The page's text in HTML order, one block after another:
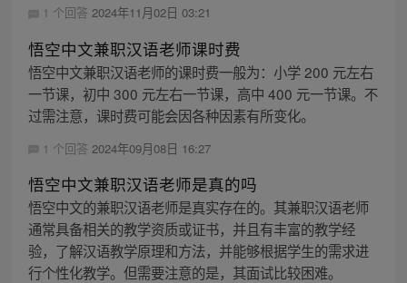
1 个回答 2024年11月02日 03:21
悟空中文兼职汉语老师课时费
悟空中文兼职汉语老师的课时费一般为：小学 200 元左右
一节课，初中 300 元左右一节课，高中 400 元一节课。不
过需注意，课时费可能会因各种因素有所变化。
1 个回答 2024年09月08日 16:27
悟空中文兼职汉语老师是真的吗
悟空中文的兼职汉语老师是真实存在的。其兼职汉语老师
通常具备相关的教学资质或证书，并且有丰富的教学经
验，了解汉语教学原理和方法，并能够根据学生的需求进
行个性化教学。但需要注意的是，其面试比较困难。